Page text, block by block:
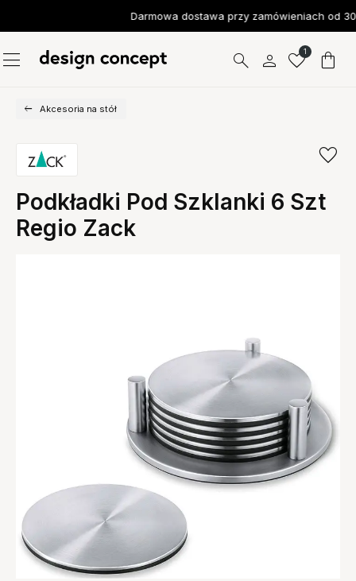
Darmowa dostawa przy zamówieniach od
1
Akcesoria na stół
Podkładki Pod Szklanki 6 Szt
Regio Zack